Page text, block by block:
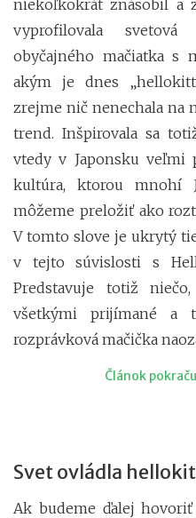
niekoľkokrát znásobil a
vyprofilovala
obyčajného mačiatka s
akým je dnes
zrejme nič nenechala na
trend. Inšpirovala sa
vtedy v Japonsku veľmi
kultúra, ktorou mnohí
môžeme preložiť ako
V tomto slove je ukrytý
v tejto súvislosti s
Predstavuje totiž
všetkými prijímané a
rozprávková mačička
Článok
Svet ovládla
Ak budeme ďalej